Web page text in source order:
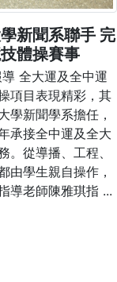
新聞系聯手 完
體操賽事
全大運及全中運
項目表現精彩，其
學新聞學系擔任，
承接全中運及全大
。從導播、工程、
由學生親自操作，
導老師陳雅琪指 ...